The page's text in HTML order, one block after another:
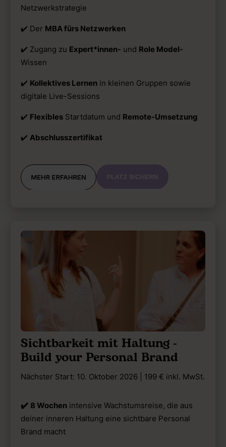
Netzwerkstrategie
✔️ Der MBA fürs Netzwerken
✔️ Zugang zu Expert*innen- und Role Model-
Wissen
✔️ Kollektives Lernen in kleinen Gruppen sowie
digitale Live-Sessions
✔️ Flexibles Startdatum und Remote-Umsetzung
✔️ Abschlusszertifikat
Sichtbarkeit mit Haltung -
Build your Personal Brand
Nächster Start: 10. Oktober 2026 | 199 € inkl. MwSt.
✔️ 8 Wochen intensive Wachstumsreise, die aus
deiner inneren Haltung eine sichtbare Personal
Brand macht